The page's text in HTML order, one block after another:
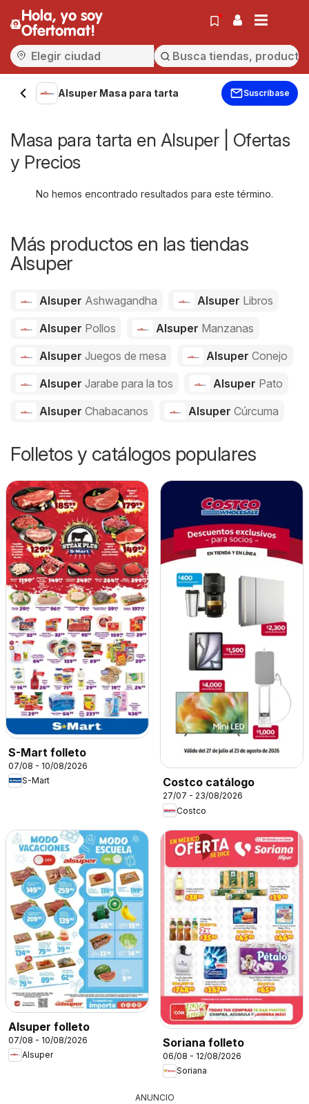
Hola, yo soy
Ofertomat!
Alsuper Masa para tarta Suscríbase
Masa para tarta en Alsuper | Ofertas
y Precios
No hemos encontrado resultados para este término.
Más productos en las tiendas
Alsuper
Alsuper Ashwagandha Alsuper Libros
Alsuper Pollos Alsuper Manzanas
Alsuper Juegos de mesa Alsuper Conejo
Alsuper Jarabe para la tos Alsuper Pato
Alsuper Chabacanos Alsuper Cúrcuma
Folletos y catálogos populares
S-Mart folleto
07/08 - 10/08/2026
S-Mart
Costco catálogo
27/07 - 23/08/2026
Costco
Alsuper folleto
07/08 - 10/08/2026
Alsuper
Soriana folleto
06/08 - 12/08/2026
Soriana
ANUNCIO